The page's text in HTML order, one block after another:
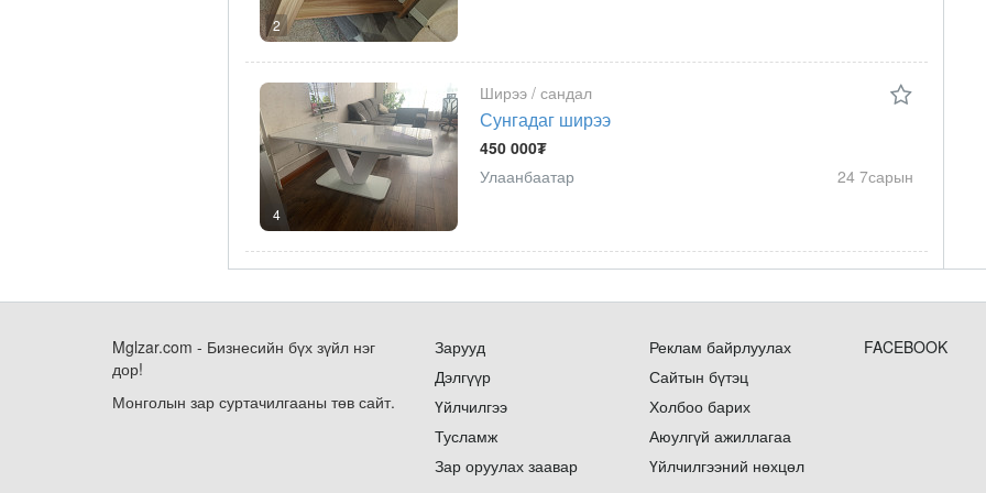
2
4
Ширээ / сандал
Сунгадаг ширээ
450 000₮
Улаанбаатар
24 7сарын
Mglzar.com - Бизнесийн бүх зүйл нэг
дор!
Монголын зар суртачилгааны төв сайт.
Зарууд
Дэлгүүр
Үйлчилгээ
Тусламж
Зар оруулах заавар
Реклам байрлуулах
Сайтын бүтэц
Холбоо барих
Аюулгүй ажиллагаа
Үйлчилгээний нөхцөл
FACEBOOK